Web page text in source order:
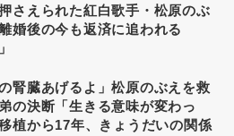
さえられた紅白歌手・松原のぶ
婚後の今も返済に追われる
の腎臓あげるよ」松原のぶえを救
の決断「生きる意味が変わっ
植から17年、きょうだいの関係